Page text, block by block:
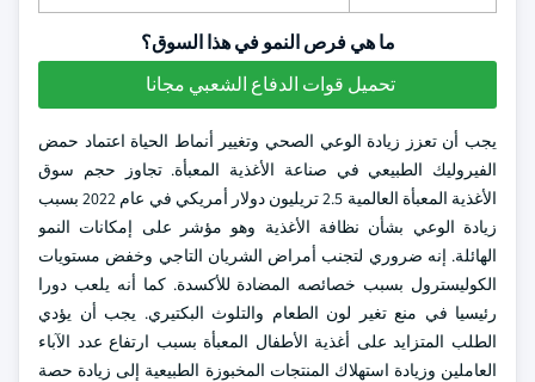
ما هي فرص النمو في هذا السوق؟
تحميل قوات الدفاع الشعبي مجانا
يجب أن تعزز زيادة الوعي الصحي وتغيير أنماط الحياة اعتماد حمض
الفيروليك الطبيعي في صناعة الأغذية المعبأة. تجاوز حجم سوق
الأغذية المعبأة العالمية 2.5 تريليون دولار أمريكي في عام 2022 بسبب
زيادة الوعي بشأن نظافة الأغذية وهو مؤشر على إمكانات النمو
الهائلة. إنه ضروري لتجنب أمراض الشريان التاجي وخفض مستويات
الكوليسترول بسبب خصائصه المضادة للأكسدة. كما أنه يلعب دورا
رئيسيا في منع تغير لون الطعام والتلوث البكتيري. يجب أن يؤدي
الطلب المتزايد على أغذية الأطفال المعبأة بسبب ارتفاع عدد الآباء
العاملين وزيادة استهلاك المنتجات المخبوزة الطبيعية إلى زيادة حصة